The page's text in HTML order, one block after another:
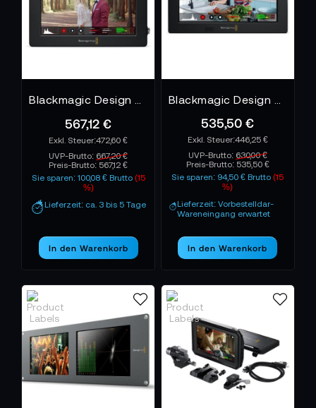
567,12 €
472,60 €
UVP-Brutto: 667,20 €
Preis-Brutto: 567,12 €
Sie sparen: 100,08 € Brutto (15
%)
Lieferzeit: ca. 3 bis 5 Tage
In den Warenkorb
535,50 €
446,25 €
UVP-Brutto: 630,00 €
Preis-Brutto: 535,50 €
Sie sparen: 94,50 € Brutto(15
%)
Lieferzeit: Vorbestelldar-
Wareneingang erwartet
In den Warenkorb